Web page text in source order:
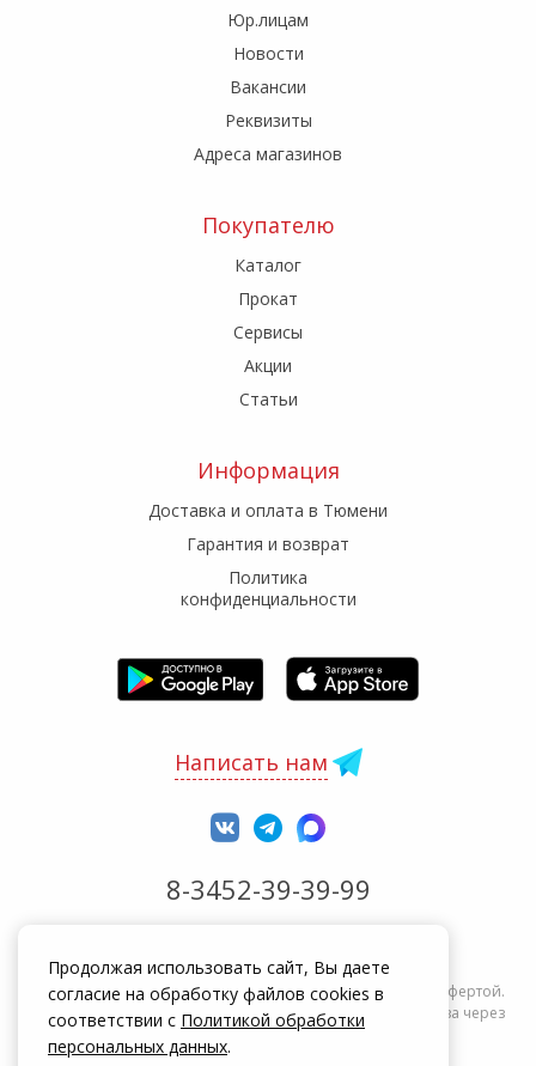
Юр.лицам
Новости
Вакансии
Реквизиты
Адреса магазинов
Покупателю
Каталог
Прокат
Сервисы
Акции
Статьи
Информация
Доставка и оплата в Тюмени
Гарантия и возврат
Политика
конфиденциальности
Написать нам
8-3452-39-39-99
Информация на сайте zakrepi.ru не является публичной офертой.
Указанные цены действуют только при оформлении заказа через
интернет-магазин zakrepi.ru.
Продолжая использовать сайт, Вы даете
согласие на обработку файлов cookies в
соответствии с Политикой обработки
персональных данных.